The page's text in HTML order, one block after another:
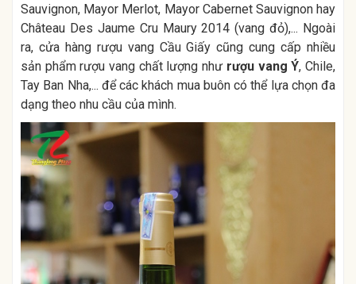
Sauvignon, Mayor Merlot, Mayor Cabernet Sauvignon hay
Château Des Jaume Cru Maury 2014 (vang đỏ),... Ngoài
ra, cửa hàng rượu vang Cầu Giấy cũng cung cấp nhiều
sản phẩm rượu vang chất lượng như rượu vang Ý, Chile,
Tay Ban Nha,... để các khách mua buôn có thể lựa chọn đa
dạng theo nhu cầu của mình.